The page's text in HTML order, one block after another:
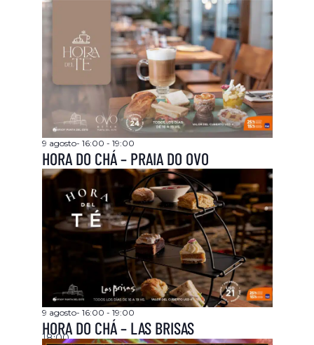
9 agosto- 16:00 - 19:00
HORA DO CHÁ – PRAIA DO OVO
9 agosto- 16:00 - 19:00
HORA DO CHÁ – LAS BRISAS
18:00